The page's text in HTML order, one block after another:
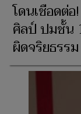
โดนเชือดต่
ศิลป์ ปมชั้น
ผิดจริยธรรม